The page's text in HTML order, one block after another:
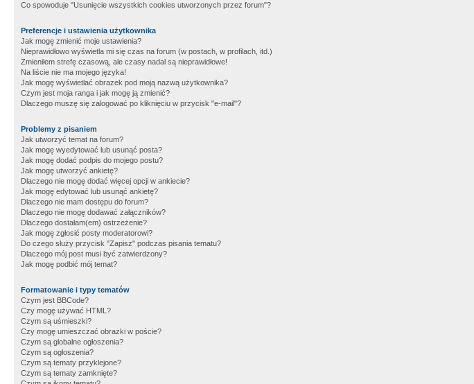
Co spowoduje "Usunięcie wszystkich cookies utworzonych przez forum"?
Preferencje i ustawienia użytkownika
Jak mogę zmienić moje ustawienia?
Nieprawidłowo wyświetla mi się czas na forum (w postach, w profilach, itd.)
Zmieniłem strefę czasową, ale czasy nadal są nieprawidłowe!
Na liście nie ma mojego języka!
Jak mogę wyświetlać obrazek pod moją nazwą użytkownika?
Czym jest moja ranga i jak mogę ją zmienić?
Dlaczego muszę się zalogować po kliknięciu w przycisk "e-mail"?
Problemy z pisaniem
Jak utworzyć temat na forum?
Jak mogę wyedytować lub usunąć posta?
Jak mogę dodać podpis do mojego postu?
Jak mogę utworzyć ankietę?
Dlaczego nie mogę dodać więcej opcji w ankiecie?
Jak mogę edytować lub usunąć ankietę?
Dlaczego nie mam dostępu do forum?
Dlaczego nie mogę dodawać załączników?
Dlaczego dostałam(em) ostrzeżenie?
Jak mogę zgłosić posty moderatorowi?
Do czego służy przycisk "Zapisz" podczas pisania tematu?
Dlaczego mój post musi być zatwierdzony?
Jak mogę podbić mój temat?
Formatowanie i typy tematów
Czym jest BBCode?
Czy mogę używać HTML?
Czym są uśmieszki?
Czy mogę umieszczać obrazki w poście?
Czym są globalne ogłoszenia?
Czym są ogłoszenia?
Czym są tematy przyklejone?
Czym są tematy zamknięte?